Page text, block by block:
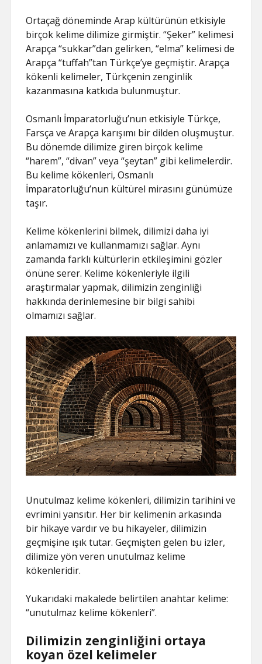
Ortaçağ döneminde Arap kültürünün etkisiyle
birçok kelime dilimize girmiştir. “Şeker” kelimesi
Arapça “sukkar”dan gelirken, “elma” kelimesi de
Arapça “tuffah”tan Türkçe’ye geçmiştir. Arapça
kökenli kelimeler, Türkçenin zenginlik
kazanmasına katkıda bulunmuştur.
Osmanlı İmparatorluğu’nun etkisiyle Türkçe,
Farsça ve Arapça karışımı bir dilden oluşmuştur.
Bu dönemde dilimize giren birçok kelime
“harem”, “divan” veya “şeytan” gibi kelimelerdir.
Bu kelime kökenleri, Osmanlı
İmparatorluğu’nun kültürel mirasını günümüze
taşır.
Kelime kökenlerini bilmek, dilimizi daha iyi
anlamamızı ve kullanmamızı sağlar. Aynı
zamanda farklı kültürlerin etkileşimini gözler
önüne serer. Kelime kökenleriyle ilgili
araştırmalar yapmak, dilimizin zenginliği
hakkında derinlemesine bir bilgi sahibi
olmamızı sağlar.
Unutulmaz kelime kökenleri, dilimizin tarihini ve
evrimini yansıtır. Her bir kelimenin arkasında
bir hikaye vardır ve bu hikayeler, dilimizin
geçmişine ışık tutar. Geçmişten gelen bu izler,
dilimize yön veren unutulmaz kelime
kökenleridir.
Yukarıdaki makalede belirtilen anahtar kelime:
“unutulmaz kelime kökenleri”.
Dilimizin zenginliğini ortaya
koyan özel kelimeler